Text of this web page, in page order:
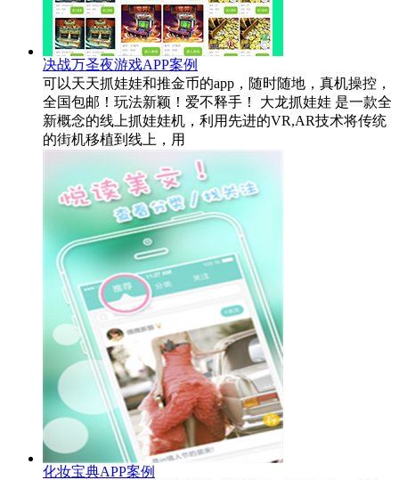
决战万圣夜游戏APP案例
可以天天抓娃娃和推金币的app，随时随地，真机操控，
全国包邮！玩法新颖！爱不释手！ 大龙抓娃娃 是一款全
新概念的线上抓娃娃机，利用先进的VR,AR技术将传统
的街机移植到线上，用
化妆宝典APP案例